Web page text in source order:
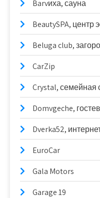
Barvиха, сауна
BeautySPA, центр
Beluga club,
CarZip
Crystal, семейная
Domvgeche,
Dverka52,
EuroCar
Gala Motors
Garage 19